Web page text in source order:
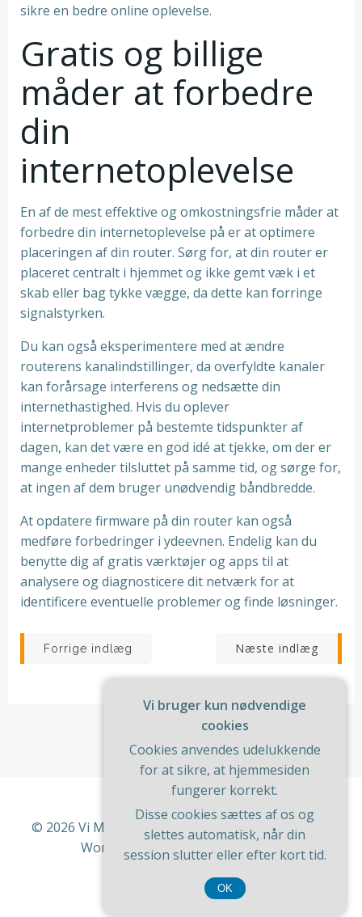
sikre en bedre online oplevelse.
Gratis og billige
måder at forbedre
din
internetoplevelse
En af de mest effektive og omkostningsfrie måder at
forbedre din internetoplevelse på er at optimere
placeringen af din router. Sørg for, at din router er
placeret centralt i hjemmet og ikke gemt væk i et
skab eller bag tykke vægge, da dette kan forringe
signalstyrken.
Du kan også eksperimentere med at ændre
routerens kanalindstillinger, da overfyldte kanaler
kan forårsage interferens og nedsætte din
internethastighed. Hvis du oplever
internetproblemer på bestemte tidspunkter af
dagen, kan det være en god idé at tjekke, om der er
mange enheder tilsluttet på samme tid, og sørge for,
at ingen af dem bruger unødvendig båndbredde.
At opdatere firmware på din router kan også
medføre forbedringer i ydeevnen. Endelig kan du
benytte dig af gratis værktøjer og apps til at
analysere og diagnosticere dit netværk for at
identificere eventuelle problemer og finde løsninger.
Indlægsnavigation
Forrige indlæg Næste indlæg
© 2026 Vi Med Hus Og Have. Bygget ved at bruge
WordPress og
ColibriWP Theme .
Vi bruger kun nødvendige
cookies
Cookies anvendes udelukkende
for at sikre, at hjemmesiden
fungerer korrekt.
Disse cookies sættes af os og
slettes automatisk, når din
session slutter eller efter kort tid.
OK